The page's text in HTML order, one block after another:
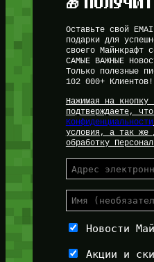
Оставьте свой
подарки для
своего Майнкрафт
САМЫЕ ВАЖНЫЕ
Только полезные
102 000+ Клиентов!
Нажимая на
подтверждаете,
Конфиденциальности
условия, а так же
обработку
Новости
Акции и